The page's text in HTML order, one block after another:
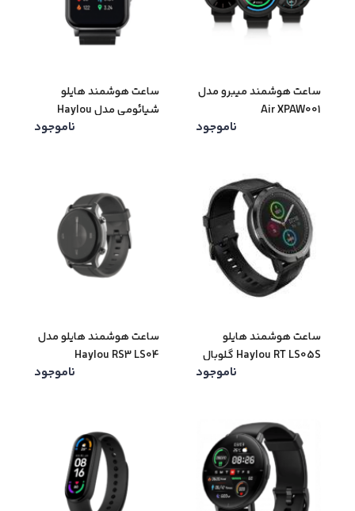
ساعت هوشمند میبرو مدل
Air XPAW001
ناموجود
ساعت هوشمند هایلو
شیائومی مدل Haylou
ناموجود
ساعت هوشمند هایلو
Haylou RT LS05S گلوبال
ناموجود
ساعت هوشمند هایلو مدل
Haylou RS3 LS04
ناموجود